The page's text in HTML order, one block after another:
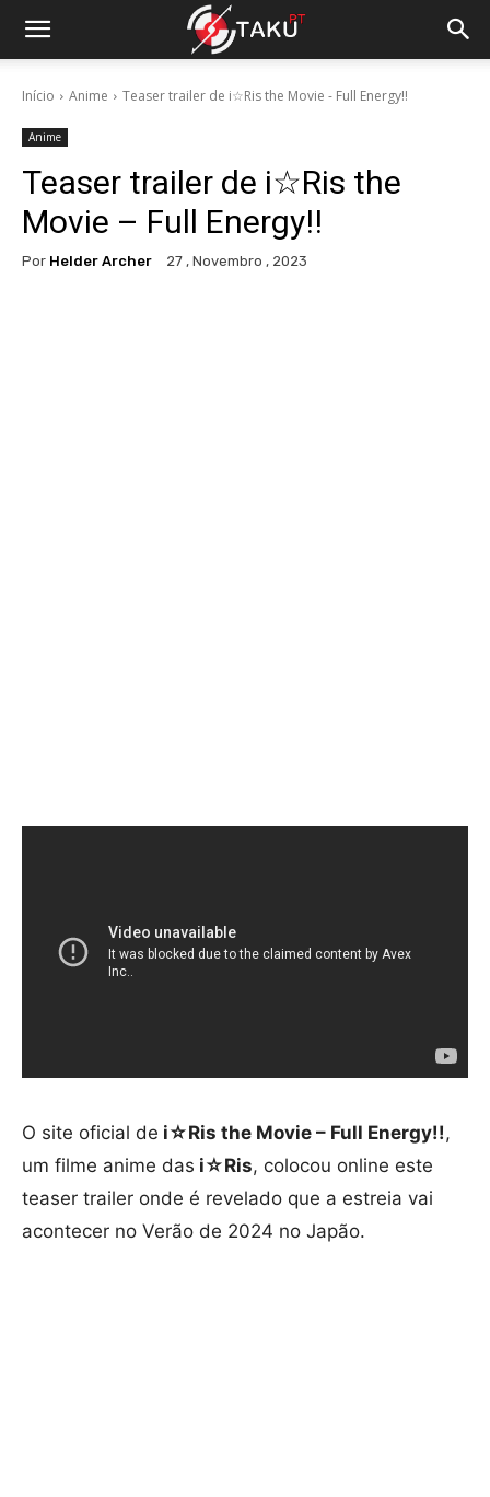
Início Anime Teaser trailer de i☆Ris the Movie - Full Energy!!
Anime
Teaser trailer de i☆Ris the
Movie – Full Energy!!
Por Helder Archer 27 , Novembro , 2023
O site oficial de i☆Ris the Movie – Full Energy!!,
um filme anime das i☆Ris, colocou online este
teaser trailer onde é revelado que a estreia vai
acontecer no Verão de 2024 no Japão.